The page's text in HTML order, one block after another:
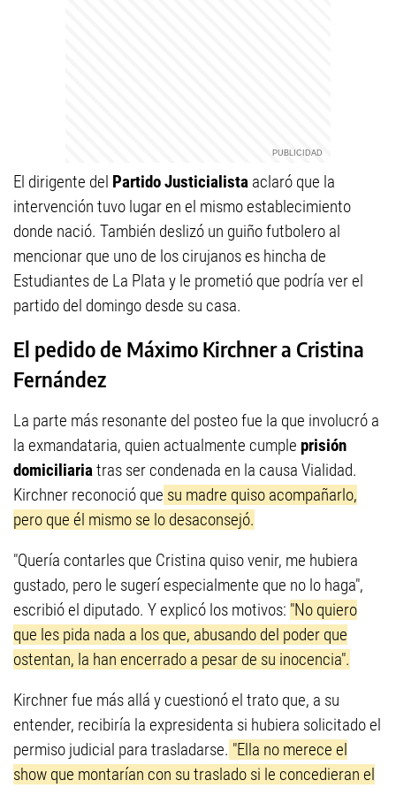
El dirigente del Partido Justicialista aclaró que la
intervención tuvo lugar en el mismo establecimiento
donde nació. También deslizó un guiño futbolero al
mencionar que uno de los cirujanos es hincha de
Estudiantes de La Plata y le prometió que podría ver el
partido del domingo desde su casa.
El pedido de Máximo Kirchner a Cristina
Fernández
La parte más resonante del posteo fue la que involucró a
la exmandataria, quien actualmente cumple prisión
domiciliariatras ser condenada en la causa Vialidad.
Kirchner reconoció que su madre quiso acompañarlo,
pero que él mismo se lo desaconsejó.
"Quería contarles que Cristina quiso venir, me hubiera
gustado, pero le sugerí especialmente que no lo haga",
escribió el diputado. Y explicó los motivos: "No quiero
que les pida nada a los que, abusando del poder que
ostentan, la han encerrado a pesar de su inocencia".
Kirchner fue más allá y cuestionó el trato que, a su
entender, recibiría la expresidenta si hubiera solicitado el
permiso judicial para trasladarse. "Ella no merece el
show que montarían con su traslado si le concedieran el